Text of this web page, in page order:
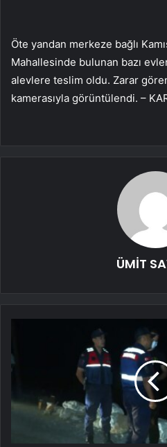
Öte yandan merkeze bağlı
Mahallesinde bulunan bazı
alevlere teslim oldu. Zarar
kamerasıyla görüntülendi. –
ÜMİT